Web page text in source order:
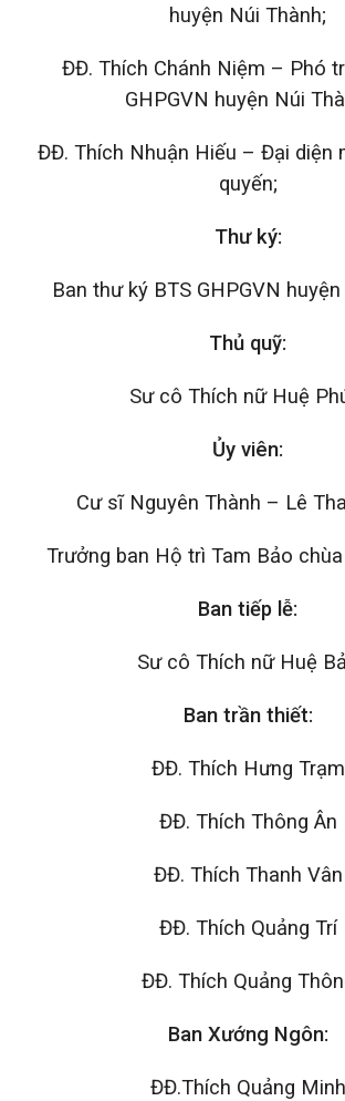
huyện Núi Thành;
ĐĐ. Thích Chánh Niệm – Phó
GHPGVN huyện Núi
ĐĐ. Thích Nhuận Hiếu – Đại diện
quyến;
Thư ký:
Ban thư ký BTS GHPGVN
Thủ quỹ:
Sư cô Thích nữ Huệ
Ủy viên:
Cư sĩ Nguyên Thành – Lê
Trưởng ban Hộ trì Tam Bảo
Ban tiếp lễ:
Sư cô Thích nữ Huệ
Ban trần thiết:
ĐĐ. Thích Hưng Trạm
ĐĐ. Thích Thông Ân
ĐĐ. Thích Thanh Vân
ĐĐ. Thích Quảng Trí
ĐĐ. Thích Quảng
Ban Xướng Ngôn:
ĐĐ.Thích Quảng Minh